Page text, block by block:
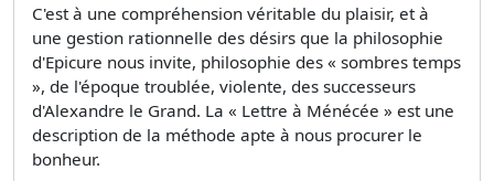
C'est à une compréhension véritable du plaisir, et à
une gestion rationnelle des désirs que la philosophie
d'Epicure nous invite, philosophie des « sombres temps
», de l'époque troublée, violente, des successeurs
d'Alexandre le Grand. La « Lettre à Ménécée » est une
description de la méthode apte à nous procurer le
bonheur.